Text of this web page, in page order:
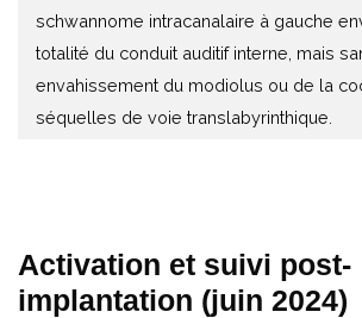
schwannome intracanalaire à gauche
totalité du conduit auditif interne, mais
envahissement du modiolus ou de la
séquelles de voie translabyrinthique.
Activation et suivi post-
implantation (juin 2024)